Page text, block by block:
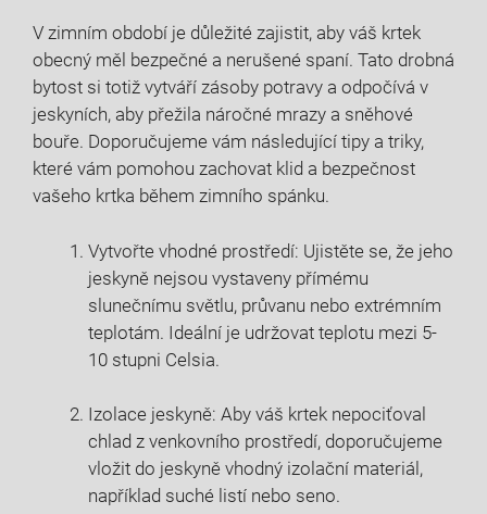
V zimním období je důležité zajistit, aby váš krtek
obecný měl bezpečné a nerušené spaní. Tato drobná
bytost si totiž vytváří zásoby potravy a odpočívá v
jeskyních, aby přežila náročné mrazy a sněhové
bouře. Doporučujeme vám následující tipy a triky,
které vám pomohou zachovat klid a bezpečnost
vašeho krtka během zimního spánku.
Vytvořte vhodné prostředí: Ujistěte se, že jeho
jeskyně nejsou vystaveny přímému
slunečnímu světlu, průvanu nebo extrémním
teplotám. Ideální je udržovat teplotu mezi 5-
10 stupni Celsia.
Izolace jeskyně: Aby váš krtek nepociťoval
chlad z venkovního prostředí, doporučujeme
vložit do jeskyně vhodný izolační materiál,
například suché listí nebo seno.